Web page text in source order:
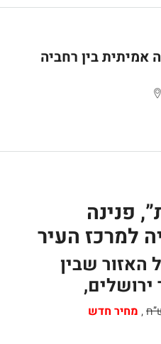
אמיתית בין רחביה
פנינה
למרכז העיר
האזור שבין
ירושלים,
, מחיר חדש